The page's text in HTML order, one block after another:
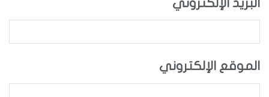
البريد الإلكتروني
الموقع الإلكتروني